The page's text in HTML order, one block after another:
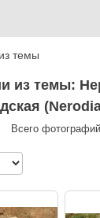
темы
Всего